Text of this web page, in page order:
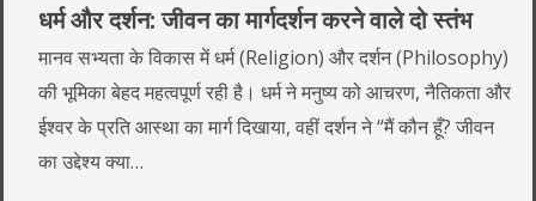
जीवन का मार्गदर्शन करने वाले दो स्तंभ
के विकास में धर्म (Religion) और दर्शन (Philosophy)
महत्वपूर्ण रही है। धर्म ने मनुष्य को आचरण, नैतिकता और
का मार्ग दिखाया, वहीं दर्शन ने “मैं कौन हूँ? जीवन
भारत के
संगम
भारत
अनोखी परंपराएँ